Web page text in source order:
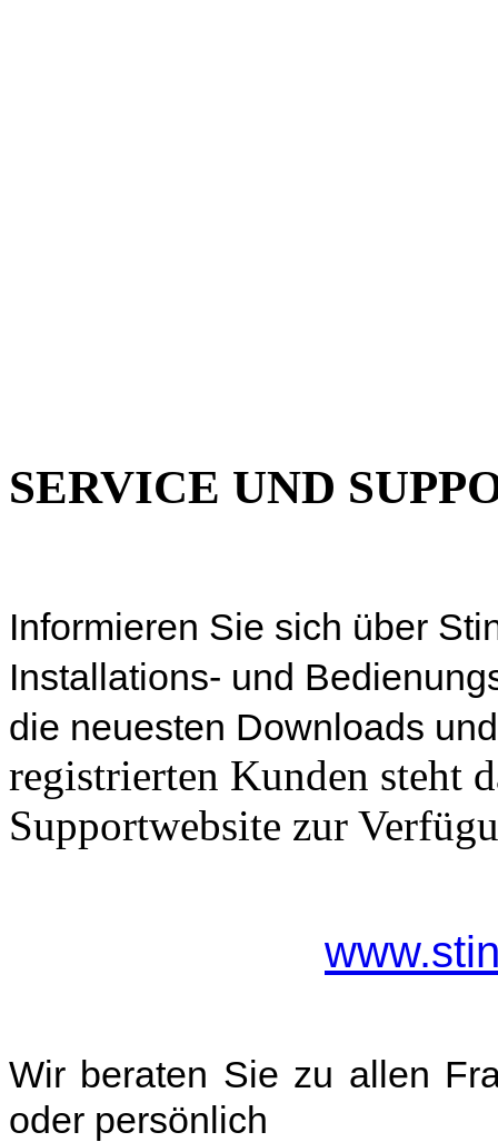
SERVICE UND
Informieren Sie sich über
Installations- und
die neuesten Downloads
registrierten Kunden steht
Supportwebsite zur
Wir beraten Sie zu allen
oder persönlich